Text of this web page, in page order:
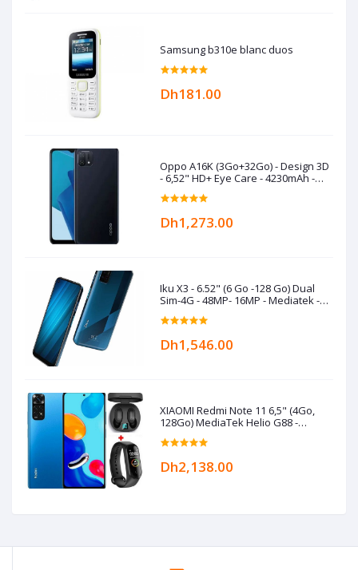
Samsung b310e blanc duos
Dh181.00
Oppo A16K (3Go+32Go) - Design 3D
- 6,52" HD+ Eye Care - 4230mAh -
Black
Dh1,273.00
Iku X3 - 6.52" (6 Go -128 Go) Dual
Sim-4G - 48MP- 16MP - Mediatek -
5000 mAh- Bleu
Dh1,546.00
XIAOMI Redmi Note 11 6,5" (4Go,
128Go) MediaTek Helio G88 -
50MP/8MP+Kit+Band- Bleu
Dh2,138.00